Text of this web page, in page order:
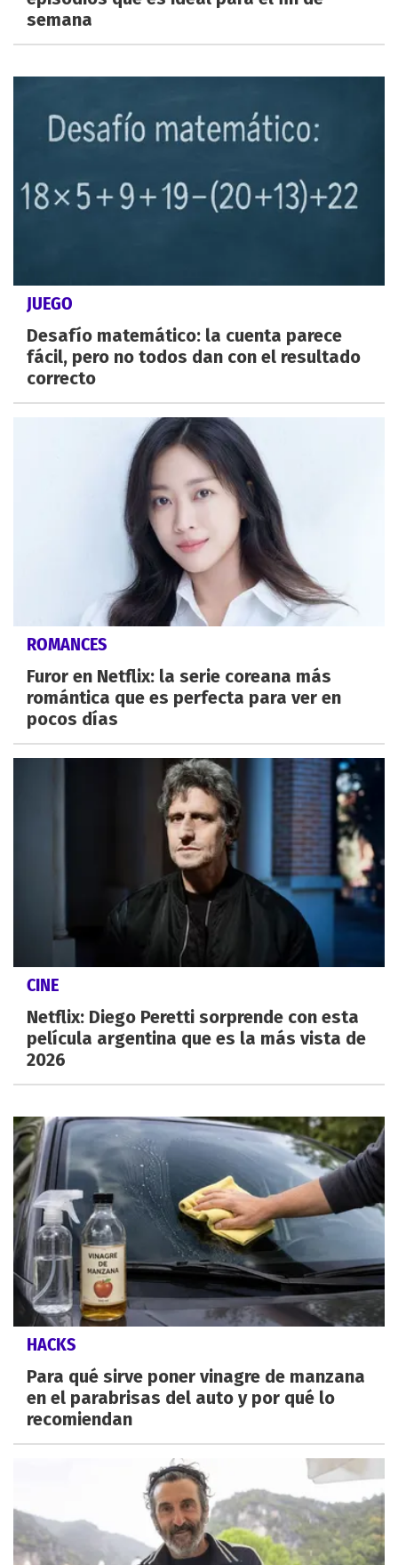
semana
JUEGO
Desafío matemático: la cuenta parece
fácil, pero no todos dan con el resultado
correcto
ROMANCES
Furor en Netflix: la serie coreana más
romántica que es perfecta para ver en
pocos días
CINE
Netflix: Diego Peretti sorprende con esta
película argentina que es la más vista de
2026
HACKS
Para qué sirve poner vinagre de manzana
en el parabrisas del auto y por qué lo
recomiendan